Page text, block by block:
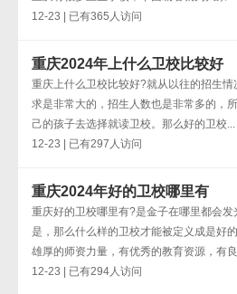
12-23 | 已有365人访问
重庆2024年上什么卫校比较好
重庆上什么卫校比较好?就从以往的招生
求是非常大的，招生人数也是非常多的，
己的孩子去选择就读卫校。那么好的卫校...
12-23 | 已有297人访问
重庆2024年好的卫校哪里有
重庆好的卫校哪里有?是金子在哪里都会
是，那么什么样的卫校才能被定义成是好
雄厚的师资力量，有优秀的教育资源，有
12-23 | 已有294人访问